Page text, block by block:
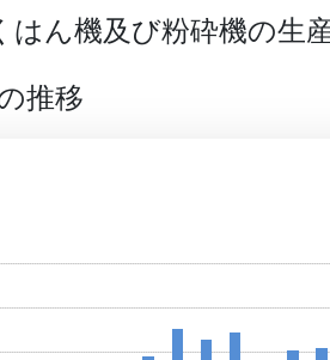
はん機及び粉砕機の生
推移